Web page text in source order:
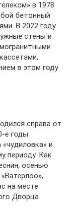
в 1978
бетонный
В 2022 году
стены и
в этом году
справа от
е годы
и
периоду. Как
осенью
на месте
Дворца